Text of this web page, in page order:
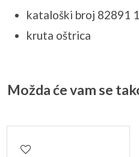
kataloški broj 82891
kruta oštrica
Možda će vam se